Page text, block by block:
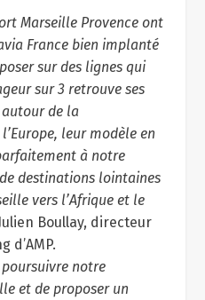
Marseille Provence ont
France bien implanté
sur des lignes qui
sur 3 retrouve ses
de la
leur modèle en
à notre
destinations lointaines
vers l’Afrique et le
Boullay, directeur
d’AMP.
notre
et de proposer un